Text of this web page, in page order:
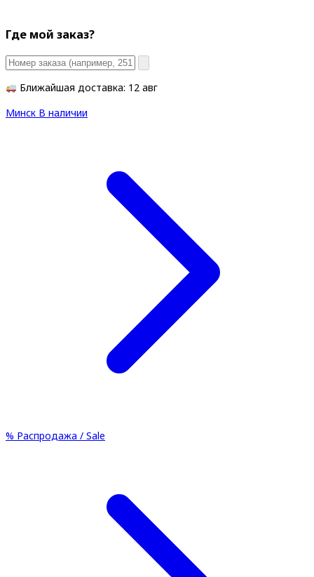
Где мой заказ?
Ближайшая доставка: 12 авг
Минск В наличии
% Распродажа / Sale